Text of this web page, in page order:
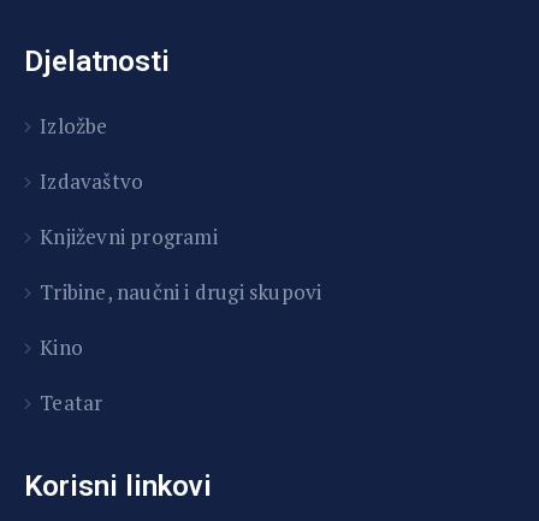
Djelatnosti
Izložbe
Izdavaštvo
Književni programi
Tribine, naučni i drugi skupovi
Kino
Teatar
Korisni linkovi